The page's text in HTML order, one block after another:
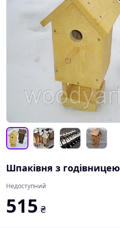
Шпаківня з годівницею
Недоступний
515 ₴